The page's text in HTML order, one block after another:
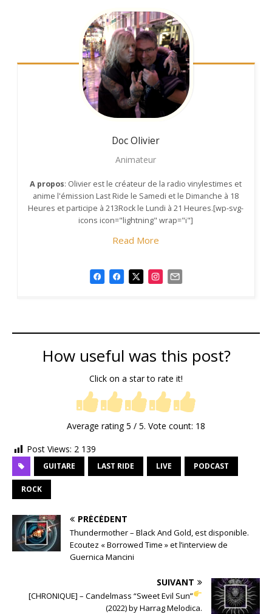
Doc Olivier
Animateur
A propos: Olivier est le créateur de la radio vinylestimes et
anime l'émission Last Ride le Samedi et le Dimanche à 18
Heures et participe à 213Rock le Lundi à 21 Heures.[wp-svg-
icons icon="lightning" wrap="i"]
Read More
How useful was this post?
Click on a star to rate it!
Average rating5 / 5. Vote count: 18
Post Views: 2 139
GUITARE LAST RIDE LIVE PODCAST
ROCK
PRÉCÉDENT
Thundermother – Black And Gold, est disponible.
Ecoutez « Borrowed Time » et l’interview de
Guernica Mancini
SUIVANT
[CHRONIQUE] – Candelmass “Sweet Evil Sun”
(2022) by Harrag Melodica.